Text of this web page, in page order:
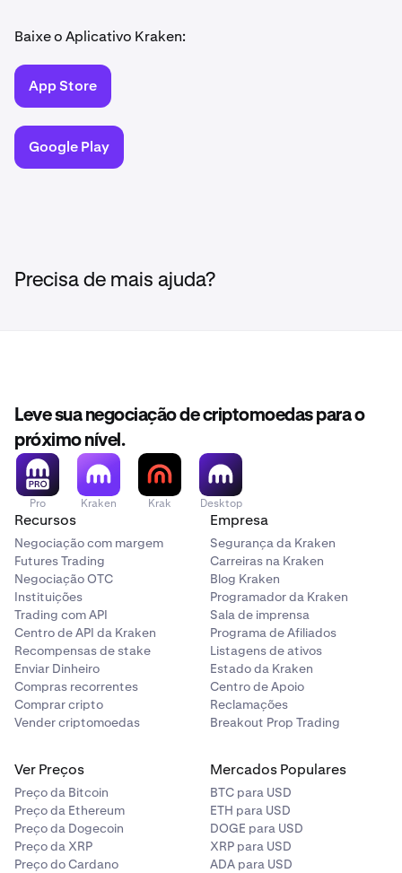
Baixe o Aplicativo Kraken:
App Store
Google Play
Precisa de mais ajuda?
Leve sua negociação de criptomoedas para o
próximo nível.
Pro Kraken Krak Desktop
Recursos
Negociação com margem
Futures Trading
Negociação OTC
Instituições
Trading com API
Centro de API da Kraken
Recompensas de stake
Enviar Dinheiro
Compras recorrentes
Comprar cripto
Vender criptomoedas
Empresa
Segurança da Kraken
Carreiras na Kraken
Blog Kraken
Programador da Kraken
Sala de imprensa
Programa de Afiliados
Listagens de ativos
Estado da Kraken
Centro de Apoio
Reclamações
Breakout Prop Trading
Ver Preços
Preço da Bitcoin
Preço da Ethereum
Preço da Dogecoin
Preço da XRP
Preço do Cardano
Mercados Populares
BTC para USD
ETH para USD
DOGE para USD
XRP para USD
ADA para USD